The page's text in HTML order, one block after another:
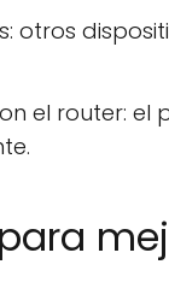
otros
el router: